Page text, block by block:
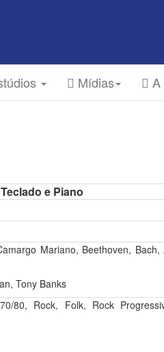
Mídias
e Piano
Mariano, Beethoven, Bach,
Tony Banks
80, Rock, Folk, Rock